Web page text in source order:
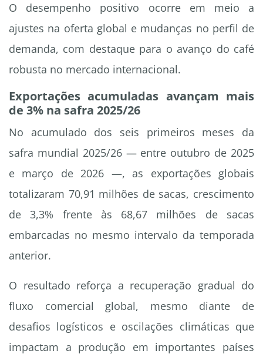
O desempenho positivo ocorre em meio a
ajustes na oferta global e mudanças no perfil de
demanda, com destaque para o avanço do café
robusta no mercado internacional.
Exportações acumuladas avançam mais
de 3% na safra 2025/26
No acumulado dos seis primeiros meses da
safra mundial 2025/26 — entre outubro de 2025
e março de 2026 —, as exportações globais
totalizaram 70,91 milhões de sacas, crescimento
de 3,3% frente às 68,67 milhões de sacas
embarcadas no mesmo intervalo da temporada
anterior.
O resultado reforça a recuperação gradual do
fluxo comercial global, mesmo diante de
desafios logísticos e oscilações climáticas que
impactam a produção em importantes países